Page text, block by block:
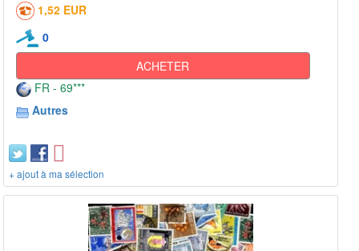
1,52 EUR
0
ACHETER
FR - 69***
Autres
+ ajout à ma sélection